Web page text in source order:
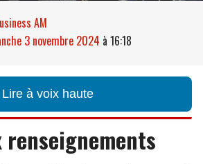
AM
3 novembre 2024 à 16:18
Lire à voix haute